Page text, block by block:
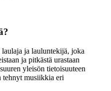
ja lauluntekijä, joka
ja pitkästä urastaan
yleisön tietoisuuteen
tehnyt musiikkia eri